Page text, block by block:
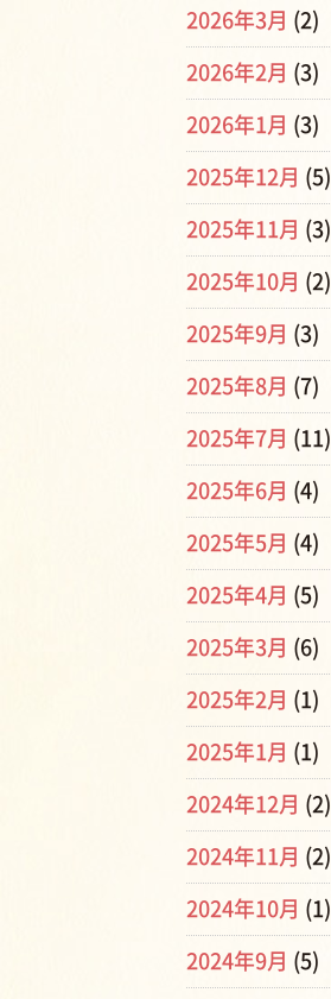
2026年3月 (2)
2026年2月 (3)
2026年1月 (3)
2025年12月 (5)
2025年11月 (3)
2025年10月 (2)
2025年9月 (3)
2025年8月 (7)
2025年7月 (11)
2025年6月 (4)
2025年5月 (4)
2025年4月 (5)
2025年3月 (6)
2025年2月 (1)
2025年1月 (1)
2024年12月 (2)
2024年11月 (2)
2024年10月 (1)
2024年9月 (5)